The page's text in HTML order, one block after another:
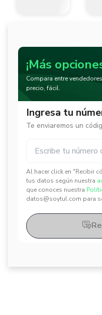
¡Más
Compara entre
precio, fácil.
Ingresa tu
Te enviaremos un
Al hacer click en "Recibir
tus datos según nuestra
que conoces nuestra
datos@soytul.com para